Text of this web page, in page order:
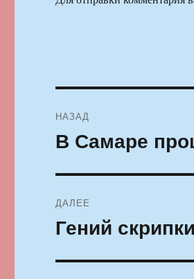
по
НАЗАД
Предыдущая
В Самаре
ДАЛЕЕ
Следующая
Гений